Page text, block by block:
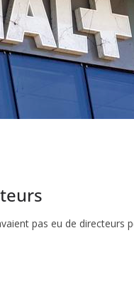
pas eu de directeurs